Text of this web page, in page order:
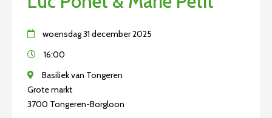
woensdag 31 december 2025
16:00
Basiliek van Tongeren
Grote markt
3700 Tongeren-Borgloon